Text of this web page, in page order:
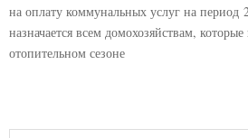
на оплату коммунальных услуг на период
назначается всем домохозяйствам,
отопительном сезоне